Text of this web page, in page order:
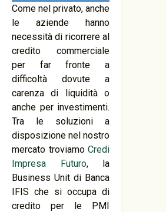
Come nel privato, anche
le aziende hanno
necessità di ricorrere al
credito commerciale
per far fronte a
difficoltà dovute a
carenza di liquidità o
anche per investimenti.
Tra le soluzioni a
disposizione nel nostro
mercato troviamoCredi
Impresa Futuro, la
Business Unit di Banca
IFIS che si occupa di
credito per le PMI